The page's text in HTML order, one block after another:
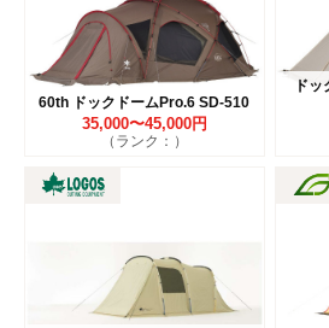
60th ドックドームPro.6 SD-510
35,000〜45,000円
（ランク：）
ド